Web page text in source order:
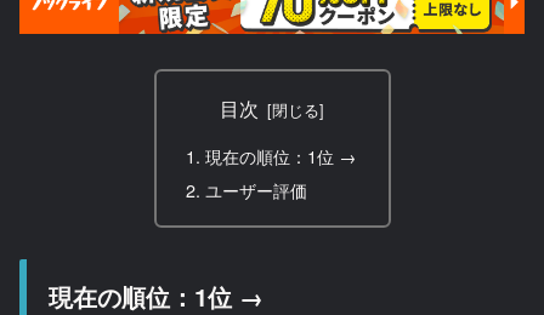
目次
現在の順位：1位 →
ユーザー評価
現在の順位：1位 →